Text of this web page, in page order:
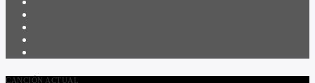
CANCIÓN ACTUAL